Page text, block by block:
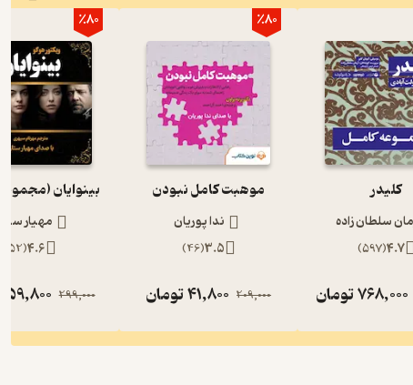
کلیدر
سلطان زاده
4.7
(
597
)
768,000تومان
٪80
موهبت کامل نبودن
ندا پوریان
3.5
(
46
)
209,000
41,800تومان
٪80
بینوایان
مهیار
4.6
(
52
299,000
59,800